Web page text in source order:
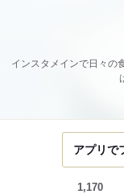
インスタメインで日々の
アプリで
1,170